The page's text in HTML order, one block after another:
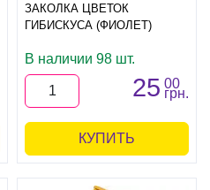
ЗАКОЛКА ЦВЕТОК
ГИБИСКУСА (ФИОЛЕТ)
В наличии 98 шт.
25 00
грн.
КУПИТЬ